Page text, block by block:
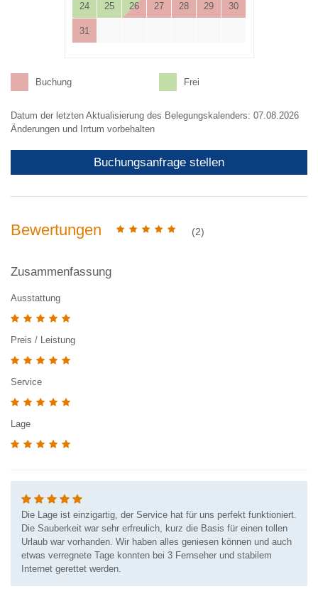
24 25 26 27 28 29 30
31
Buchung Frei
Datum der letzten Aktualisierung des Belegungskalenders: 07.08.2026
Änderungen und Irrtum vorbehalten
Buchungsanfrage stellen
Bewertungen (2)
Zusammenfassung
Ausstattung
Preis / Leistung
Service
Lage
Die Lage ist einzigartig, der Service hat für uns perfekt funktioniert.
Die Sauberkeit war sehr erfreulich, kurz die Basis für einen tollen
Urlaub war vorhanden. Wir haben alles geniesen können und auch
etwas verregnete Tage konnten bei 3 Fernseher und stabilem
Internet gerettet werden.